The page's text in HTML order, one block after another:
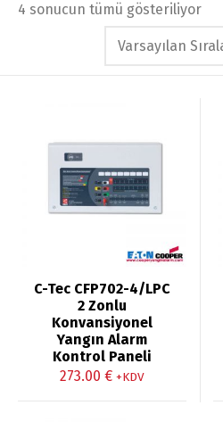
4 sonucun tümü gösteriliyor
C-Tec CFP702-4/LPC
2 Zonlu
Konvansiyonel
Yangın Alarm
Kontrol Paneli
273.00 € +KDV